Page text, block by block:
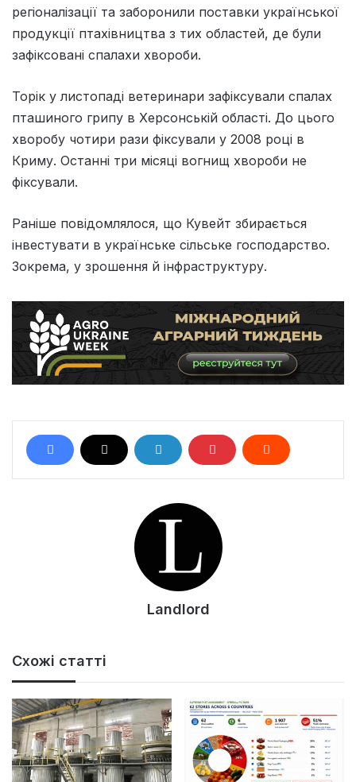
регіоналізації та заборонили поставки української
продукції птахівництва з тих областей, де були
зафіксовані спалахи хвороби.
Торік у листопаді ветеринари зафіксували спалах
пташиного грипу в Херсонській області. До цього
хворобу чотири рази фіксували у 2008 році в
Криму. Останні три місяці вогнищ хвороби не
фіксували.
Раніше повідомлялося, що Кувейт збирається
інвестувати в українське сільське господарство.
Зокрема, у зрошення й інфраструктуру.
Landlord
Схожі статті